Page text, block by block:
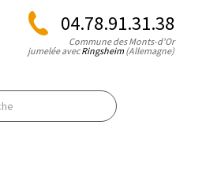
04.78.91.31.38
Commune des Monts-d'Or
jumelée avecRingsheim (Allemagne)